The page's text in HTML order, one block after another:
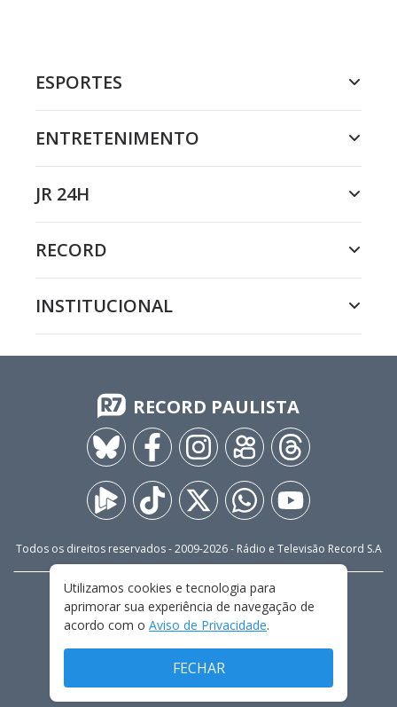
ESPORTES
ENTRETENIMENTO
JR 24H
RECORD
INSTITUCIONAL
RECORD PAULISTA
Todos os direitos reservados - 2009-2026- Rádio e Televisão Record S.A
FALE CONOSCO
PRIVACIDADE
TERMOS E CONDIÇÕES DE USO
Utilizamos cookies e tecnologia para
aprimorar sua experiência de navegação de
acordo com o Aviso de Privacidade.
FECHAR